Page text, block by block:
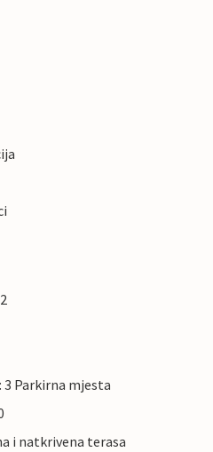
Parkirna mjesta
i natkrivena terasa